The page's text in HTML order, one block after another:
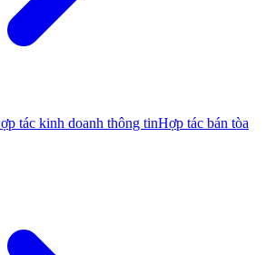
tác kinh doanh thông tinHợp tác bán tòa